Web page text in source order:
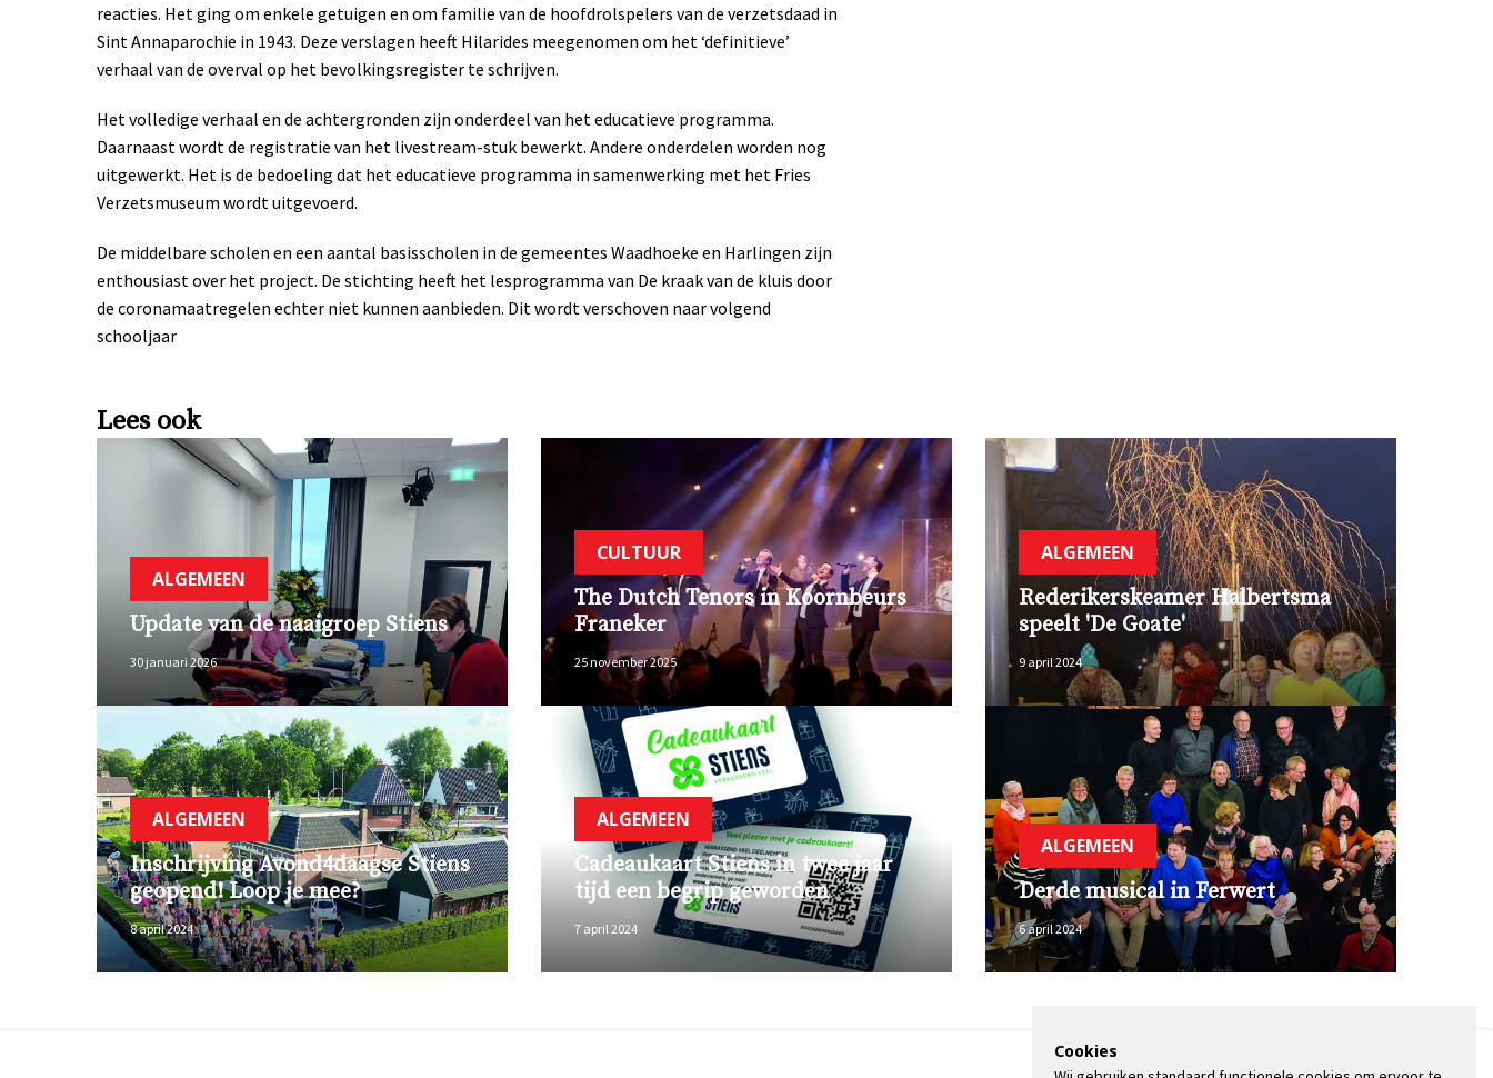
reacties. Het ging om enkele getuigen en om familie van de hoofdrolspelers van de verzetsdaad in
Sint Annaparochie in 1943. Deze verslagen heeft Hilarides meegenomen om het ‘definitieve’
verhaal van de overval op het bevolkingsregister te schrijven.
Het volledige verhaal en de achtergronden zijn onderdeel van het educatieve programma.
Daarnaast wordt de registratie van het livestream-stuk bewerkt. Andere onderdelen worden nog
uitgewerkt. Het is de bedoeling dat het educatieve programma in samenwerking met het Fries
Verzetsmuseum wordt uitgevoerd.
De middelbare scholen en een aantal basisscholen in de gemeentes Waadhoeke en Harlingen zijn
enthousiast over het project. De stichting heeft het lesprogramma van De kraak van de kluis door
de coronamaatregelen echter niet kunnen aanbieden. Dit wordt verschoven naar volgend
schooljaar
Lees ook
ALGEMEEN
Update van de naaigroep Stiens
30 januari 2026
CULTUUR
The Dutch Tenors in Koornbeurs
Franeker
25 november 2025
ALGEMEEN
Rederikerskeamer Halbertsma
speelt 'De Goate'
9 april 2024
ALGEMEEN
Inschrijving Avond4daagse Stiens
geopend! Loop je mee?
8 april 2024
ALGEMEEN
Cadeaukaart Stiens in twee jaar
tijd een begrip geworden
7 april 2024
ALGEMEEN
Derde musical in Ferwert
6 april 2024
Cookies